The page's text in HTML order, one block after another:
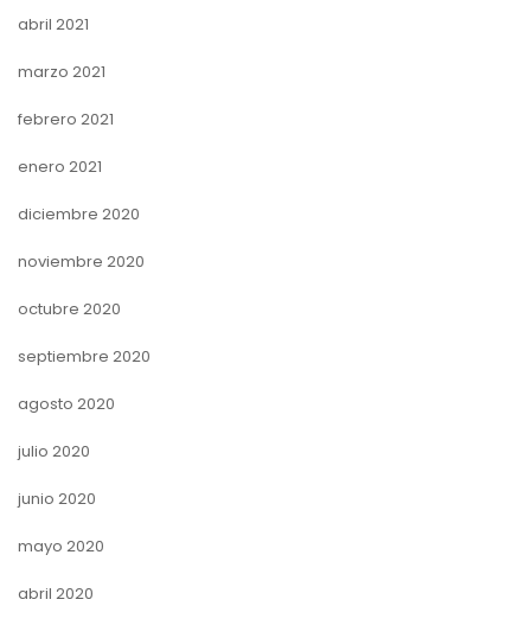
abril 2021
marzo 2021
febrero 2021
enero 2021
diciembre 2020
noviembre 2020
octubre 2020
septiembre 2020
agosto 2020
julio 2020
junio 2020
mayo 2020
abril 2020